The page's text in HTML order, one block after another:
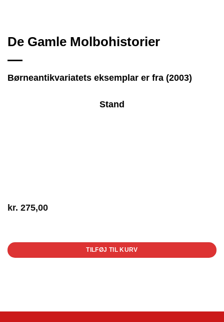
De Gamle Molbohistorier
Børneantikvariatets eksemplar er fra (2003)
Stand
kr. 275,00
TILFØJ TIL KURV